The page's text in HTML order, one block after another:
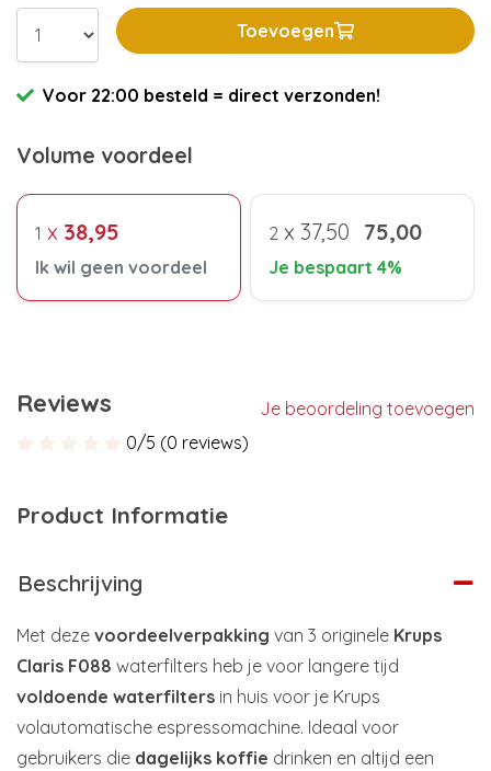
Toevoegen
Voor 22:00 besteld = direct verzonden!
Volume voordeel
1 x 38,95
Ik wil geen voordeel
2 x 37,50 75,00
Je bespaart 4%
Reviews
Je beoordeling toevoegen
0/5 (0 reviews)
Product Informatie
Beschrijving
Met deze voordeelverpakking van 3 originele Krups
Claris F088 waterfilters heb je voor langere tijd
voldoende waterfilters in huis voor je Krups
volautomatische espressomachine. Ideaal voor
gebruikers die dagelijks koffie drinken en altijd een